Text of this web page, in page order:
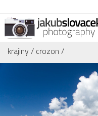
krajiny / crozon /